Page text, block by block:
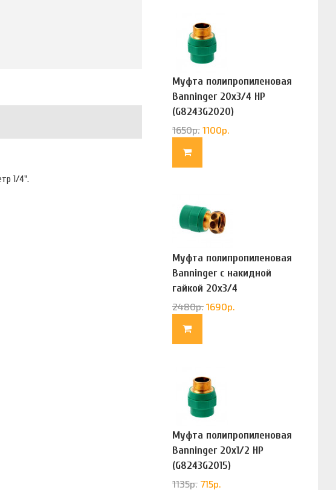
1/4".
Муфта полипропиленовая
Banninger 20х3/4 НР
(G8243G2020)
1650р. 1100р.
Муфта полипропиленовая
Banninger с накидной
гайкой 20х3/4
(G83322020)
2480р. 1690р.
Муфта полипропиленовая
Banninger 20х1/2 НР
(G8243G2015)
1135р. 715р.